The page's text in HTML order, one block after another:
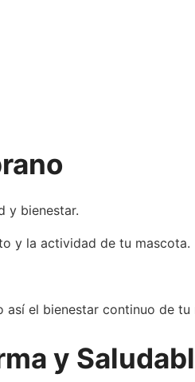
y bienestar.
y la actividad de tu mascota.
el bienestar continuo de tu
y